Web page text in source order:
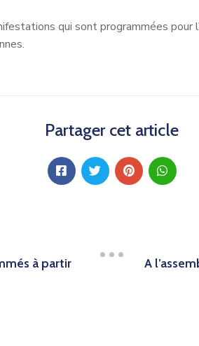
qui sont programmées
Partager cet article
à partir
A